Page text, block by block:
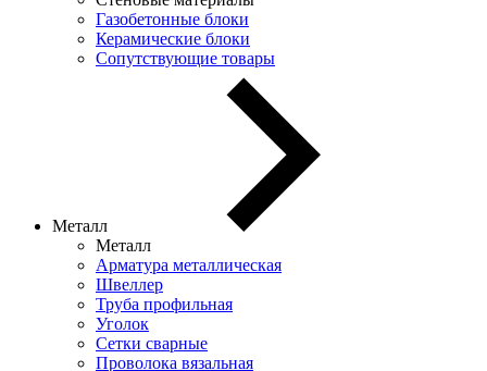
Газобетонные блоки
Керамические блоки
Сопутствующие товары
Металл
Металл
Арматура металлическая
Швеллер
Труба профильная
Уголок
Сетки сварные
Проволока вязальная